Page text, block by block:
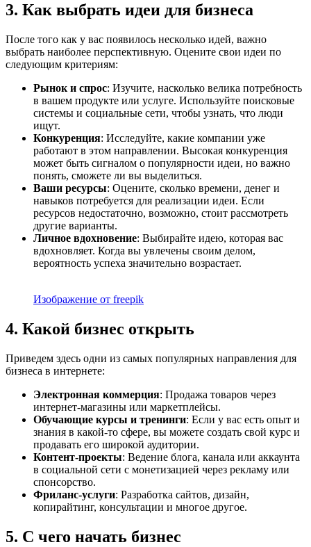
3. Как выбрать идеи для бизнеса
После того как у вас появилось несколько идей, важно
выбрать наиболее перспективную. Оцените свои идеи по
следующим критериям:
Рынок и спрос: Изучите, насколько велика потребность
в вашем продукте или услуге. Используйте поисковые
системы и социальные сети, чтобы узнать, что люди
ищут.
Конкуренция: Исследуйте, какие компании уже
работают в этом направлении. Высокая конкуренция
может быть сигналом о популярности идеи, но важно
понять, сможете ли вы выделиться.
Ваши ресурсы: Оцените, сколько времени, денег и
навыков потребуется для реализации идеи. Если
ресурсов недостаточно, возможно, стоит рассмотреть
другие варианты.
Личное вдохновение: Выбирайте идею, которая вас
вдохновляет. Когда вы увлечены своим делом,
вероятность успеха значительно возрастает.
Изображение от freepik
4. Какой бизнес открыть
Приведем здесь одни из самых популярных направления для
бизнеса в интернете:
Электронная коммерция: Продажа товаров через
интернет-магазины или маркетплейсы.
Обучающие курсы и тренинги: Если у вас есть опыт и
знания в какой-то сфере, вы можете создать свой курс и
продавать его широкой аудитории.
Контент-проекты: Ведение блога, канала или аккаунта
в социальной сети с монетизацией через рекламу или
спонсорство.
Фриланс-услуги: Разработка сайтов, дизайн,
копирайтинг, консультации и многое другое.
5. С чего начать бизнес